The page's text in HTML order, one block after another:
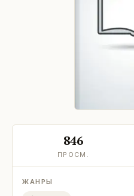
846
ПРОСМ.
ЖАНРЫ